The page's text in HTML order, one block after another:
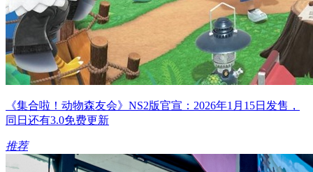
《集合啦！动物森友会》NS2版官宣：2026年1月15日发售，
同日还有3.0免费更新
推荐